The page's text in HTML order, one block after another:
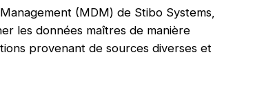
(MDM) de Stibo Systems,
les données maîtres de manière
provenant de sources diverses et